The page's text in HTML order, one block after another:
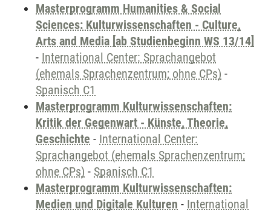
Masterprogramm Humanities & Social
Sciences: Kulturwissenschaften - Culture,
Arts and Media [ab Studienbeginn WS 13/14]
- International Center: Sprachangebot
(ehemals Sprachenzentrum; ohne CPs) -
Spanisch C1
Masterprogramm Kulturwissenschaften:
Kritik der Gegenwart - Künste, Theorie,
Geschichte - International Center:
Sprachangebot (ehemals Sprachenzentrum;
ohne CPs) - Spanisch C1
Masterprogramm Kulturwissenschaften:
Medien und Digitale Kulturen - International